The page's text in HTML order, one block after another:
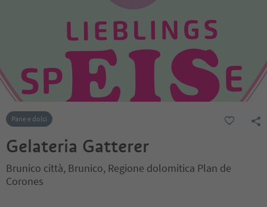
Pane e dolci
Gelateria Gatterer
Brunico città, Brunico, Regione dolomitica Plan de
Corones